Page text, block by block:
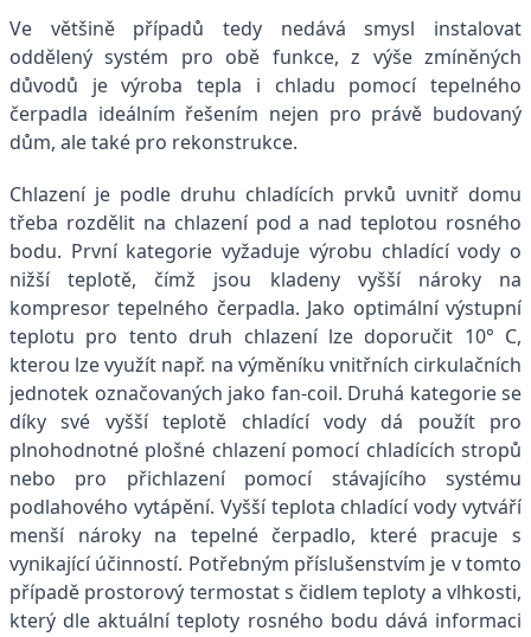
Ve většině případů tedy nedává smysl instalovat
oddělený systém pro obě funkce, z výše zmíněných
důvodů je výroba tepla i chladu pomocí tepelného
čerpadla ideálním řešením nejen pro právě budovaný
dům, ale také pro rekonstrukce.
Chlazení je podle druhu chladících prvků uvnitř domu
třeba rozdělit na chlazení pod a nad teplotou rosného
bodu. První kategorie vyžaduje výrobu chladící vody o
nižší teplotě, čímž jsou kladeny vyšší nároky na
kompresor tepelného čerpadla. Jako optimální výstupní
teplotu pro tento druh chlazení lze doporučit 10° C,
kterou lze využít např. na výměníku vnitřních cirkulačních
jednotek označovaných jako fan-coil. Druhá kategorie se
díky své vyšší teplotě chladící vody dá použít pro
plnohodnotné plošné chlazení pomocí chladících stropů
nebo pro přichlazení pomocí stávajícího systému
podlahového vytápění. Vyšší teplota chladící vody vytváří
menší nároky na tepelné čerpadlo, které pracuje s
vynikající účinností. Potřebným příslušenstvím je v tomto
případě prostorový termostat s čidlem teploty a vlhkosti,
který dle aktuální teploty rosného bodu dává informaci